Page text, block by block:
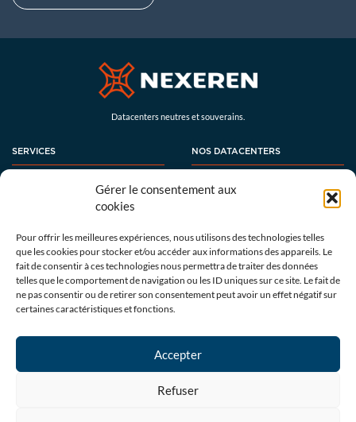
Gérer le consentement aux
cookies
Pour offrir les meilleures expériences, nous utilisons des technologies telles
que les cookies pour stocker et/ou accéder aux informations des appareils. Le
fait de consentir à ces technologies nous permettra de traiter des données
telles que le comportement de navigation ou les ID uniques sur ce site. Le fait de
ne pas consentir ou de retirer son consentement peut avoir un effet négatif sur
certaines caractéristiques et fonctions.
Accepter
Refuser
Datacenters neutres et souverains.
SERVICES NOS DATACENTERS
CV1
YTA
SOUVERAINETÉ & NEUTRALITÉ GLOSSAIRE